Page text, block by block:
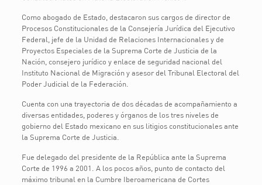
Como abogado de Estado, destacaron sus cargos de director de
Procesos Constitucionales de la Consejería Jurídica del Ejecutivo
Federal, jefe de la Unidad de Relaciones Internacionales y de
Proyectos Especiales de la Suprema Corte de Justicia de la
Nación, consejero jurídico y enlace de seguridad nacional del
Instituto Nacional de Migración y asesor del Tribunal Electoral del
Poder Judicial de la Federación.
Cuenta con una trayectoria de dos décadas de acompañamiento a
diversas entidades, poderes y órganos de los tres niveles de
gobierno del Estado mexicano en sus litigios constitucionales ante
la Suprema Corte de Justicia.
Fue delegado del presidente de la República ante la Suprema
Corte de 1996 a 2001. A los pocos años, punto de contacto del
máximo tribunal en la Cumbre Iberoamericana de Cortes